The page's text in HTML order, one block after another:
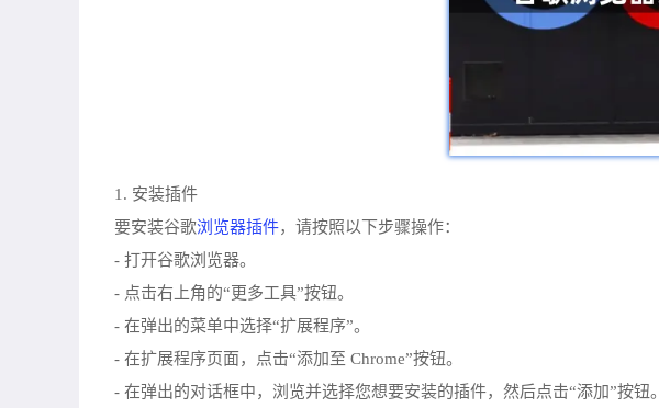
1. 安装插件
要安装谷歌浏览器插件，请按照以下步骤操作：
- 打开谷歌浏览器。
- 点击右上角的“更多工具”按钮。
- 在弹出的菜单中选择“扩展程序”。
- 在扩展程序页面，点击“添加至 Chrome”按钮。
- 在弹出的对话框中，浏览并选择您想要安装的插件，然后点击“添加”按钮。